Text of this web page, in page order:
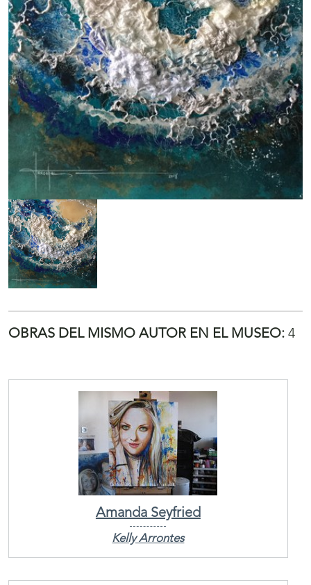
OBRAS DEL MISMO AUTOR EN EL MUSEO: 4
Amanda Seyfried
Kelly Arrontes